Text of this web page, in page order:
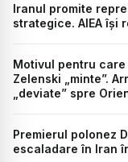
Iranul promite
strategice. AIEA își
Motivul pentru care
Zelenski „minte”.
„deviate” spre
Premierul polonez
escaladare în Iran